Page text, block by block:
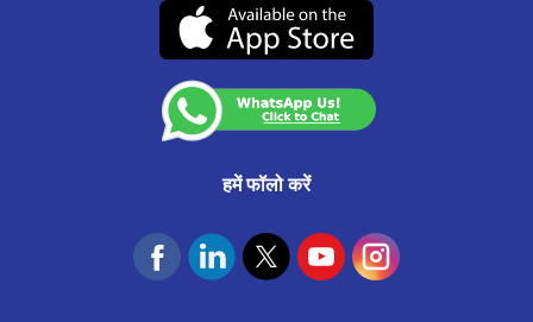
सतारा मे प्रॉपर्टी पर लोन
रत्नागिरि मे प्रॉपर्टी पर लोन
पेण मे प्रॉपर्टी पर लोन
पनवेल मे प्रॉपर्टी पर लोन
मुंबई मे प्रॉपर्टी पर लोन
(07-दिसंबर-2026 तक वैध)
हमें फॉलो करें